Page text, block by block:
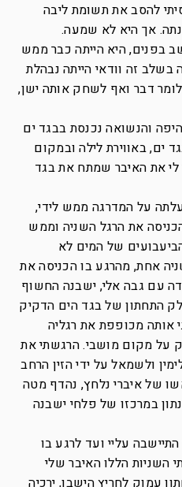
להסב את תשומת ליבה
אך היא לא שמעה.
בפנים, היא הייתה כבר ממש
בשלב זה וודאי הייתה נבהלת
דבר ואף לשחק אותה ישן,
והנשואה נכנסת בבגד ים
ים, באווירת לילה ובמקום
את האיבר שמתח את בגד
עלתה על המדרגה ממש לידי,
את הרגל השניה וממש
של המים לא
אחת, מהרגע בו הכניסה את
עם גבה אלי, ישבנה החשוף
התחתון של בגד הים הדקיק
אותה מכופפת את רגליה
על מקום מושבי. הרגשתי את
ולשמאל על ידי הזין הרחב
של איברי נלחץ, נהדף מטה
במרכזו של פלחי ישבנה
עליי ועד לרגע בו
השניות הללו האיבר שלי
עמוק לחריץ הישבן, ירכיה